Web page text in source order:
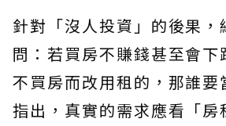
針對「沒人投資」的後果，
問：若買房不賺錢甚至會
不買房而改用租的，那誰要
指出，真實的需求應看「房